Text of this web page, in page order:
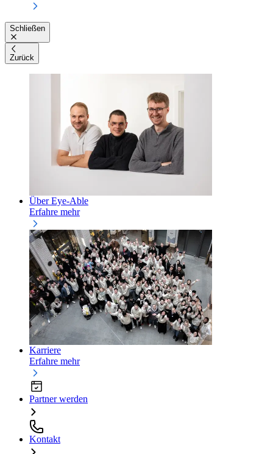
Schließen
Zurück
Über Eye-Able
Erfahre mehr
Karriere
Erfahre mehr
Partner werden
Kontakt